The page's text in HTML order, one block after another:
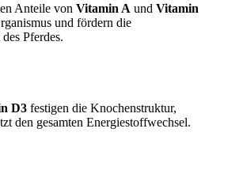
Anteile von Vitamin A und Vitamin
und fördern die
Pferdes.
D3 festigen die Knochenstruktur,
den gesamten Energiestoffwechsel.